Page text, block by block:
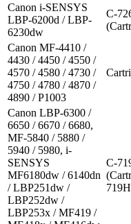
Canon i-SENSYS
LBP-6200d / LBP-
6230dw
C-
Canon MF-4410 /
4430 / 4450 / 4550 /
4570 / 4580 / 4730 /
4750 / 4780 / 4870 /
4890 / P1003
Canon LBP-6300 /
6650 / 6670 / 6680,
MF-5840 / 5880 /
5940 / 5980, i-
SENSYS
MF6180dw / 6140dn
/ LBP251dw /
LBP252dw /
LBP253x / MF419 /
C-